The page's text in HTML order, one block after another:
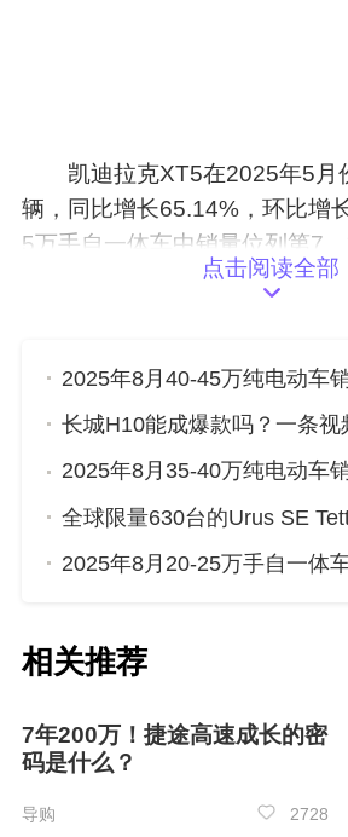
凯迪拉克XT5在2025年5月
辆，同比增长65.14%，环比增
5万手自一体车中销量位列第7
迪拉克XT5的销量增加了129辆。
5月新进入榜单车型：捷豹
单中，新进入榜单的车型有捷豹
点击阅读全部
长城H10能成爆款吗？一条视
全球限量630台的Urus SE
相关推荐
7年200万！捷途高速成长的密
码是什么？
导购 2728